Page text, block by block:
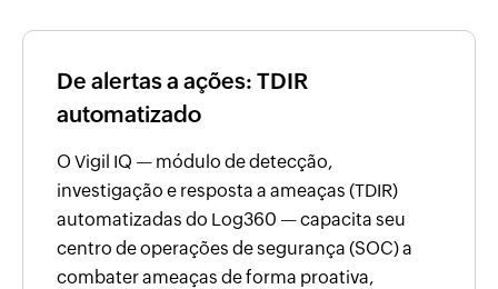
De alertas a ações: TDIR
automatizado
O Vigil IQ — módulo de detecção,
investigação e resposta a ameaças (TDIR)
automatizadas do Log360 — capacita seu
centro de operações de segurança (SOC) a
combater ameaças de forma proativa,